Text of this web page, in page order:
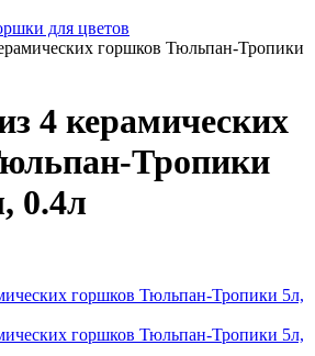
для цветов
горшков Тюльпан-Тропики
4 керамических
Тропики
0.4л